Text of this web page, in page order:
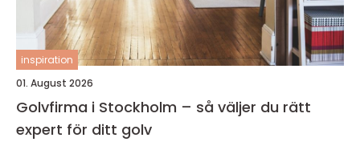
inspiration
01. August 2026
Golvfirma i Stockholm – så väljer du rätt
expert för ditt golv